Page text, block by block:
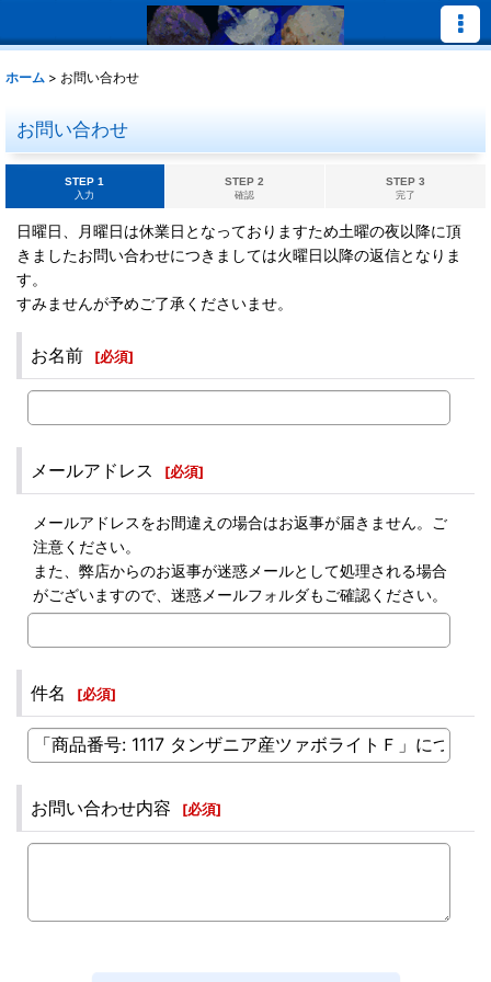
ホーム > お問い合わせ
お問い合わせ
STEP 1
入力
STEP 2
確認
STEP 3
完了
日曜日、月曜日は休業日となっておりますため土曜の夜以降に頂
きましたお問い合わせにつきましては火曜日以降の返信となりま
す。
すみませんが予めご了承くださいませ。
お名前 [必須]
メールアドレス [必須]
メールアドレスをお間違えの場合はお返事が届きません。ご
注意ください。
また、弊店からのお返事が迷惑メールとして処理される場合
がございますので、迷惑メールフォルダもご確認ください。
件名 [必須]
お問い合わせ内容 [必須]